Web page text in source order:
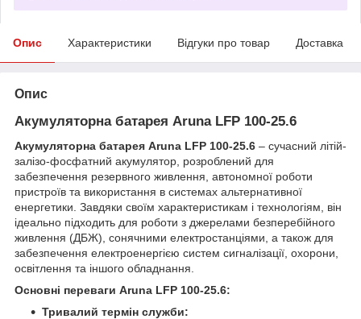
Опис Характеристики Відгуки про товар Доставка
Опис
Акумуляторна батарея Aruna LFP 100-25.6
Акумуляторна батарея Aruna LFP 100-25.6 – сучасний літій-
залізо-фосфатний акумулятор, розроблений для
забезпечення резервного живлення, автономної роботи
пристроїв та використання в системах альтернативної
енергетики. Завдяки своїм характеристикам і технологіям, він
ідеально підходить для роботи з джерелами безперебійного
живлення (ДБЖ), сонячними електростанціями, а також для
забезпечення електроенергією систем сигналізації, охорони,
освітлення та іншого обладнання.
Основні переваги Aruna LFP 100-25.6:
Тривалий термін служби: